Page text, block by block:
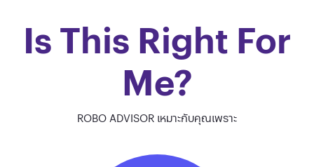
Is This Right For
Me?
ROBO ADVISOR เหมาะกับคุณเพราะ